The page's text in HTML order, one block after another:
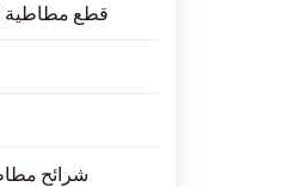
قطع مطاطية
شرائح